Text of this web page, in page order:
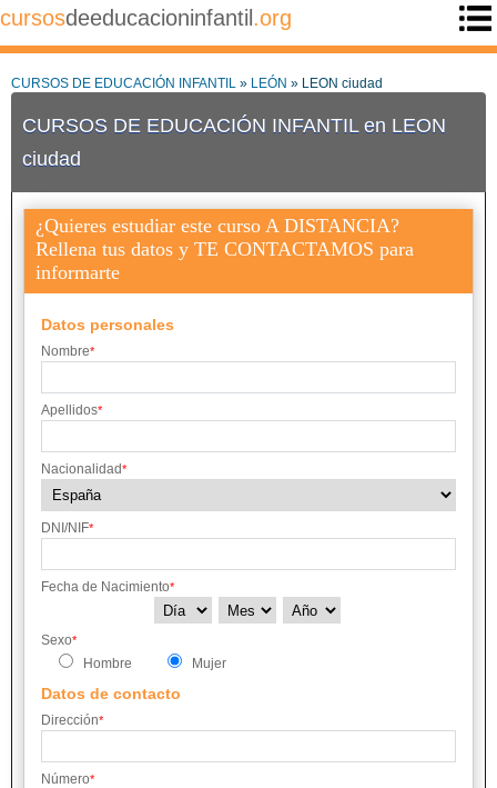
cursosdeeducacioninfantil .org
CURSOS DE EDUCACIÓN INFANTIL » LEÓN » LEON ciudad
CURSOS DE EDUCACIÓN INFANTIL en LEON
ciudad
¿Quieres estudiar este curso A DISTANCIA?
Rellena tus datos y TE CONTACTAMOS para
informarte
Datos personales
Nombre*
Apellidos*
Nacionalidad*
DNI/NIF*
Fecha de Nacimiento*
Sexo*
Hombre Mujer
Datos de contacto
Dirección*
Número*